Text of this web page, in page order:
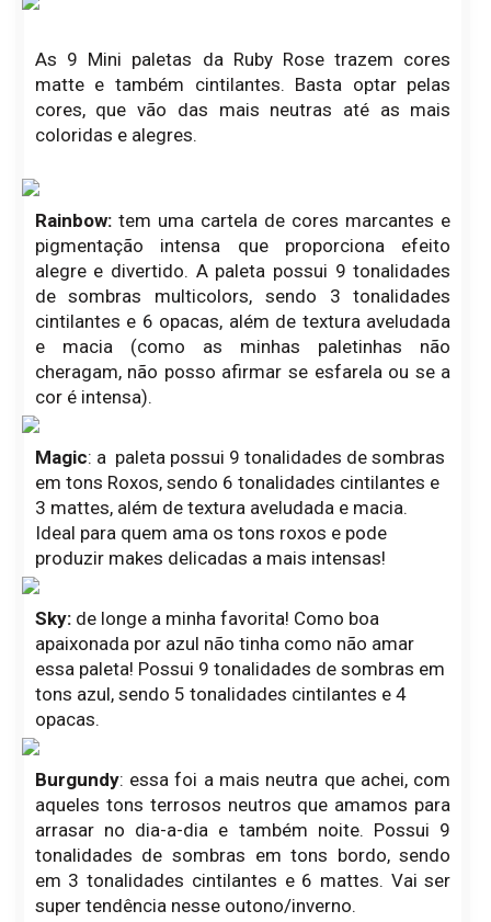
As 9 Mini paletas da Ruby Rose trazem cores
matte e também cintilantes. Basta optar pelas
cores, que vão das mais neutras até as mais
coloridas e alegres.
Rainbow: tem uma cartela de cores marcantes e
pigmentação intensa que proporciona efeito
alegre e divertido. A paleta possui 9 tonalidades
de sombras multicolors, sendo 3 tonalidades
cintilantes e 6 opacas, além de textura aveludada
e macia (como as minhas paletinhas não
cheragam, não posso afirmar se esfarela ou se a
cor é intensa).
Magic: a paleta possui 9 tonalidades de sombras
em tons Roxos, sendo 6 tonalidades cintilantes e
3 mattes, além de textura aveludada e macia.
Ideal para quem ama os tons roxos e pode
produzir makes delicadas a mais intensas!
Sky:de longe a minha favorita! Como boa
apaixonada por azul não tinha como não amar
essa paleta! Possui 9 tonalidades de sombras em
tons azul, sendo 5 tonalidades cintilantes e 4
opacas.
Burgundy: essa foi a mais neutra que achei, com
aqueles tons terrosos neutros que amamos para
arrasar no dia-a-dia e também noite. Possui 9
tonalidades de sombras em tons bordo, sendo
em 3 tonalidades cintilantes e 6 mattes. Vai ser
super tendência nesse outono/inverno.